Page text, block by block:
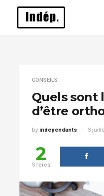
CONSEILS
Quels sont
d’être
by independants 3
2
Shares